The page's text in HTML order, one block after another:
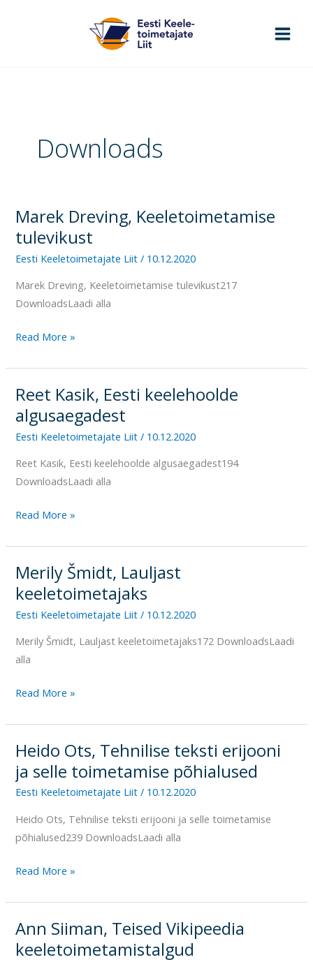
Downloads
Marek Dreving, Keeletoimetamise
tulevikust
Eesti Keeletoimetajate Liit/ 10.12.2020
Marek Dreving, Keeletoimetamise tulevikust217
DownloadsLaadi alla
Marek
Dreving,
Read More »
Reet Kasik, Eesti keelehoolde
algusaegadest
Eesti Keeletoimetajate Liit/ 10.12.2020
Reet Kasik, Eesti keelehoolde algusaegadest194
DownloadsLaadi alla
Reet
Kasik,
Eesti
algusaegadest
Read More »
Merily Šmidt, Lauljast
keeletoimetajaks
Eesti Keeletoimetajate Liit/ 10.12.2020
Merily Šmidt, Lauljast keeletoimetajaks172 DownloadsLaadi
alla
Merily
Šmidt,
Read More »
Heido Ots, Tehnilise teksti erijooni
ja selle toimetamise põhialused
Eesti Keeletoimetajate Liit/ 10.12.2020
Heido Ots, Tehnilise teksti erijooni ja selle toimetamise
põhialused239 DownloadsLaadi alla
Heido
Ots,
Tehnilise
erijooni
ja
toimetamise
Read More »
Ann Siiman, Teised Vikipeedia
keeletoimetamistalgud
Ann
Siiman,